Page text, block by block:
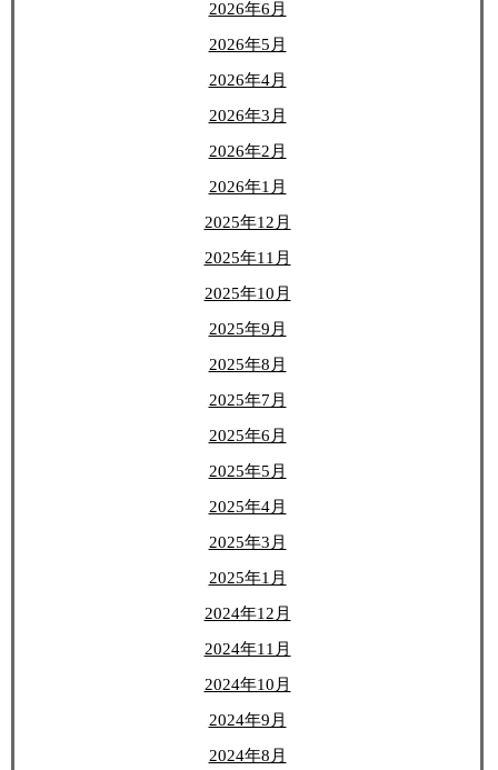
2026年6月
2026年5月
2026年4月
2026年3月
2026年2月
2026年1月
2025年12月
2025年11月
2025年10月
2025年9月
2025年8月
2025年7月
2025年6月
2025年5月
2025年4月
2025年3月
2025年1月
2024年12月
2024年11月
2024年10月
2024年9月
2024年8月